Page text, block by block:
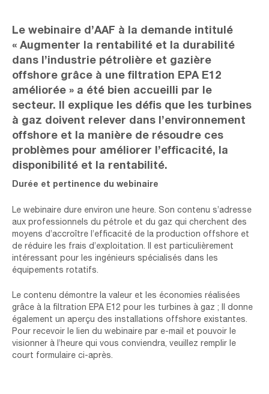
Le webinaire d’AAF à la demande intitulé
« Augmenter la rentabilité et la durabilité
dans l’industrie pétrolière et gazière
offshore grâce à une filtration EPA E12
améliorée » a été bien accueilli par le
secteur. Il explique les défis que les turbines
à gaz doivent relever dans l’environnement
offshore et la manière de résoudre ces
problèmes pour améliorer l’efficacité, la
disponibilité et la rentabilité.
Durée et pertinence du webinaire
Le webinaire dure environ une heure. Son contenu s’adresse
aux professionnels du pétrole et du gaz qui cherchent des
moyens d’accroître l’efficacité de la production offshore et
de réduire les frais d’exploitation. Il est particulièrement
intéressant pour les ingénieurs spécialisés dans les
équipements rotatifs.
Le contenu démontre la valeur et les économies réalisées
grâce à la filtration EPA E12 pour les turbines à gaz ; Il donne
également un aperçu des installations offshore existantes.
Pour recevoir le lien du webinaire par e-mail et pouvoir le
visionner à l’heure qui vous conviendra, veuillez remplir le
court formulaire ci-après.